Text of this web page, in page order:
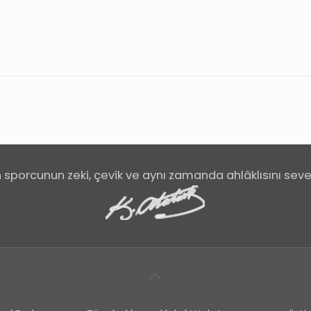
sporcunun zeki, çevik ve aynı zamanda ahlâklısını